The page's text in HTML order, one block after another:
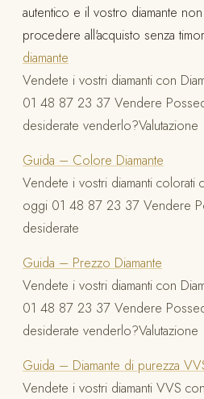
autentico e il vostro diamante
procedere all'acquisto senza
diamante
Vendete i vostri diamanti con
01 48 87 23 37 Vendere
desiderate venderlo?Valutazione
Guida – Colore Diamante
Vendete i vostri diamanti colorati
oggi 01 48 87 23 37 Vendere
desiderate
Guida – Prezzo Diamante
Vendete i vostri diamanti con
01 48 87 23 37 Vendere
desiderate venderlo?Valutazione
Guida – Diamante di purezza
Vendete i vostri diamanti VVS